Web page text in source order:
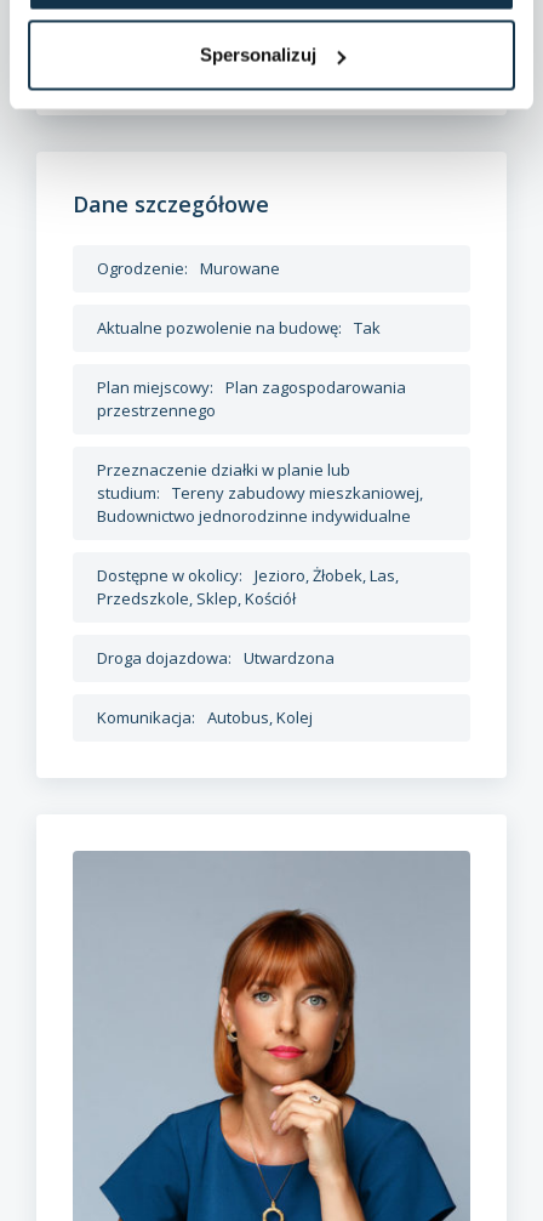
Spersonalizuj
Dane szczegółowe
Ogrodzenie: Murowane
Aktualne pozwolenie na budowę: Tak
Plan miejscowy:
Plan zagospodarowania
przestrzennego
Przeznaczenie działki w planie lub
studium:
Tereny zabudowy mieszkaniowej,
Budownictwo jednorodzinne indywidualne
Dostępne w okolicy:
Jezioro, Żłobek, Las,
Przedszkole, Sklep, Kościół
Droga dojazdowa: Utwardzona
Komunikacja: Autobus, Kolej